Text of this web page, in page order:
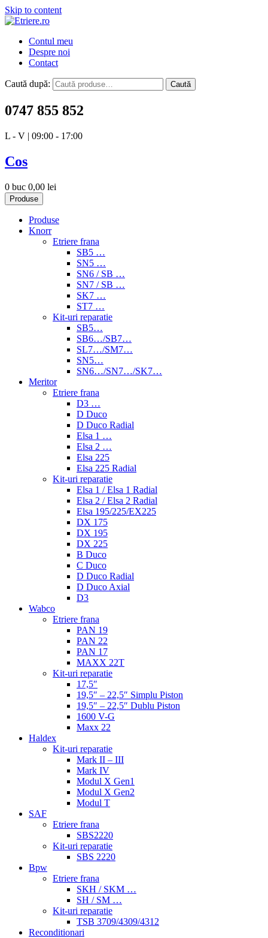
Skip to content
Etriere.roContul meu
Despre noi
Contact
Caută după: Caută
0747 855 852
L - V | 09:00 - 17:00
Cos
0 buc 0,00 lei
Produse
Produse
Knorr
Etriere frana
SB5 …
SN5 …
SN6 / SB …
SN7 / SB …
SK7 …
ST7 …
Kit-uri reparatie
SB5…
SB6…/SB7…
SL7…/SM7…
SN5…
SN6…/SN7…/SK7…
Meritor
Etriere frana
D3 …
D Duco
D Duco Radial
Elsa 1 …
Elsa 2 …
Elsa 225
Elsa 225 Radial
Kit-uri reparatie
Elsa 1 / Elsa 1 Radial
Elsa 2 / Elsa 2 Radial
Elsa 195/225/EX225
DX 175
DX 195
DX 225
B Duco
C Duco
D Duco Radial
D Duco Axial
D3
Wabco
Etriere frana
PAN 19
PAN 22
PAN 17
MAXX 22T
Kit-uri reparatie
17,5″
19,5″ – 22,5″ Simplu Piston
19,5″ – 22,5″ Dublu Piston
1600 V-G
Maxx 22
Haldex
Kit-uri reparatie
Mark II – III
Mark IV
Modul X Gen1
Modul X Gen2
Modul T
SAF
Etriere frana
SBS2220
Kit-uri reparatie
SBS 2220
Bpw
Etriere frana
SKH / SKM …
SH / SM …
Kit-uri reparatie
TSB 3709/4309/4312
Reconditionari